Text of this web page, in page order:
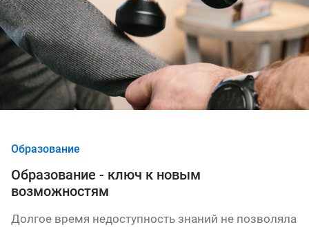
Образование
Образование - ключ к новым
возможностям
Долгое время недоступность знаний не позволяла